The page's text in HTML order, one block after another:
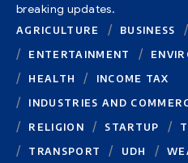
breaking updates.
AGRICULTURE BUSINESS
ENTERTAINMENT
HEALTH
INCOME TAX
INDUSTRIES AND
RELIGION
STARTUP
TRANSPORT
UDH